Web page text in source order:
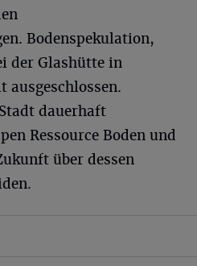
Bodenspekulation,
der Glashütte in
ausgeschlossen.
dauerhaft
Ressource Boden und
über dessen